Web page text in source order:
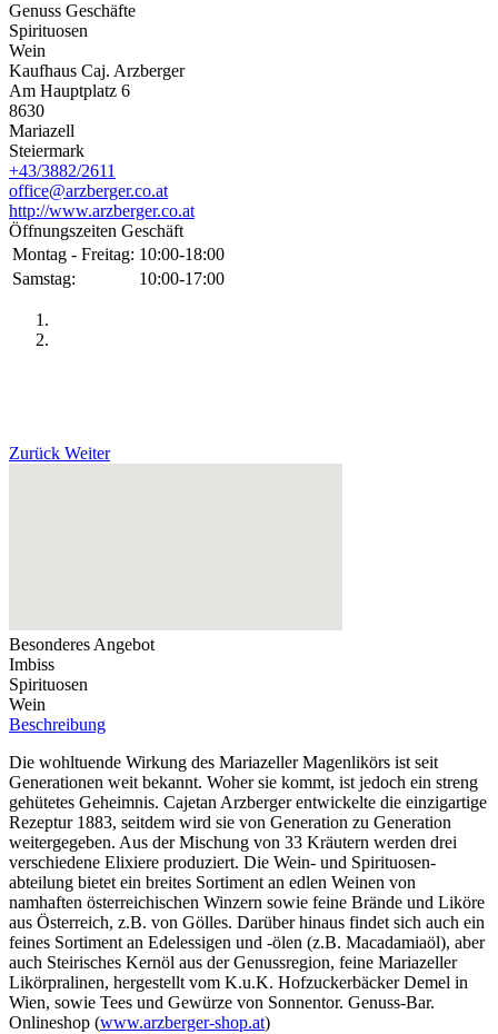
Genuss Geschäfte
Spirituosen
Wein
Kaufhaus Caj. Arzberger
Am Hauptplatz 6
8630
Mariazell
Steiermark
+43/3882/2611
office@arzberger.co.at
http://www.arzberger.co.at
Öffnungszeiten Geschäft
Montag - Freitag: 10:00-18:00
Samstag:
10:00-17:00
Zurück Weiter
Besonderes Angebot
Imbiss
Spirituosen
Wein
Beschreibung
Die wohltuende Wirkung des Mariazeller Magenlikörs ist seit
Generationen weit bekannt. Woher sie kommt, ist jedoch ein streng
gehütetes Geheimnis. Cajetan Arzberger entwickelte die einzigartige
Rezeptur 1883, seitdem wird sie von Generation zu Generation
weitergegeben. Aus der Mischung von 33 Kräutern werden drei
verschiedene Elixiere produziert. Die Wein- und Spirituosen­
abteilung bietet ein breites Sortiment an edlen Weinen von
namhaften österreichischen Winzern sowie feine Brände und Liköre
aus Österreich, z.B. von Gölles. Darüber hinaus findet sich auch ein
feines Sortiment an Edelessigen und -ölen (z.B. Macadamiaöl), aber
auch Steirisches Kernöl aus der Genussregion, feine Mariazeller
Likörpralinen, hergestellt vom K.u.K. Hofzuckerbäcker Demel in
Wien, sowie Tees und Gewürze von Sonnentor. Genuss-Bar.
Onlineshop (www.arzberger-shop.at)